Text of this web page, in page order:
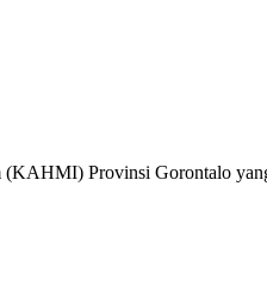
Provinsi Gorontalo